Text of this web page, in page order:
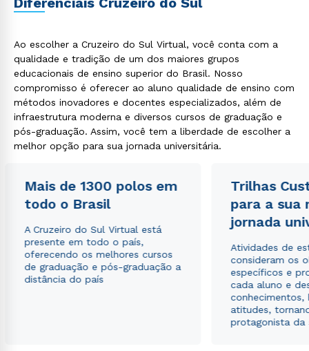
Ao escolher a Cruzeiro do Sul Virtual, você conta com a
qualidade e tradição de um dos maiores grupos
educacionais de ensino superior do Brasil. Nosso
compromisso é oferecer ao aluno qualidade de ensino com
métodos inovadores e docentes especializados, além de
infraestrutura moderna e diversos cursos de graduação e
pós-graduação. Assim, você tem a liberdade de escolher a
melhor opção para sua jornada universitária.
Mais de 1300 polos em
todo o Brasil
A Cruzeiro do Sul Virtual está
presente em todo o país,
oferecendo os melhores cursos
de graduação e pós-graduação a
distância do país
Trilhas
para a sua
jornada
Atividades de
consideram os
específicos e
cada aluno e
conhecimentos,
atitudes,
protagonista da